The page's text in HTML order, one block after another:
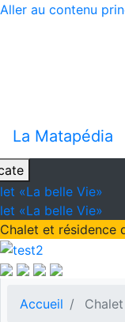
Aller au contenu
La Matapédia
«La belle Vie»
«La belle Vie»
Chalet et résidence
Accueil